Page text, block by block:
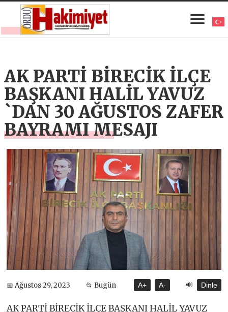
AK PARTİ BİRECİK İLÇE
BAŞKANI HALİL YAVUZ
`DAN 30 AĞUSTOS ZAFER
BAYRAMI MESAJI
📅 Ağustos 29, 2023 📂 Bugün A+ A- 🔊 Dinle
AK PARTİ BİRECİK İLÇE BAŞKANI HALİL YAVUZ